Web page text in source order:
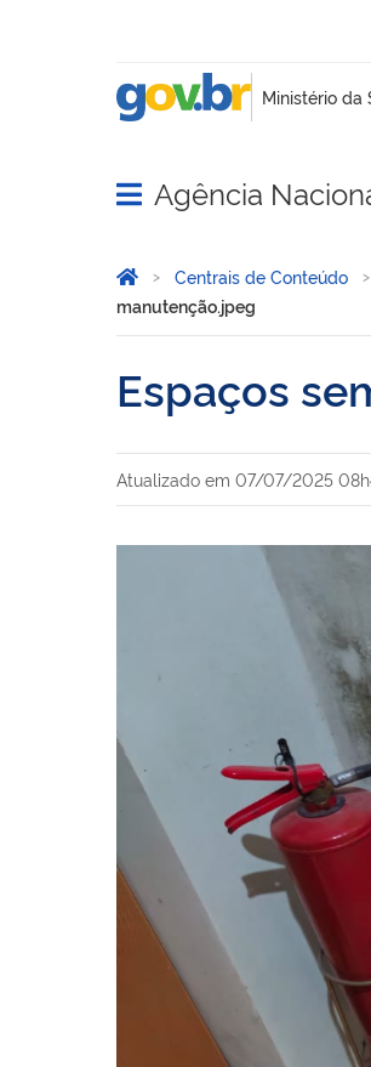
Abrir menu principal de
Agência
Você está aqui:
Página Inicial
Centrais de Conteúdo
manutenção.jpeg
Espaços
Atualizado em 07/07/2025